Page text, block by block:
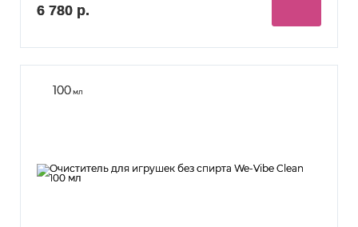
6 780 р.
100мл